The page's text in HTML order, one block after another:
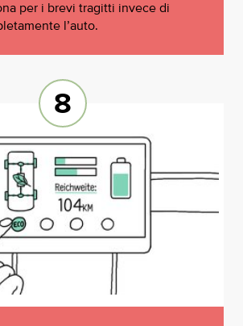
per i brevi tragitti invece di
l’auto.